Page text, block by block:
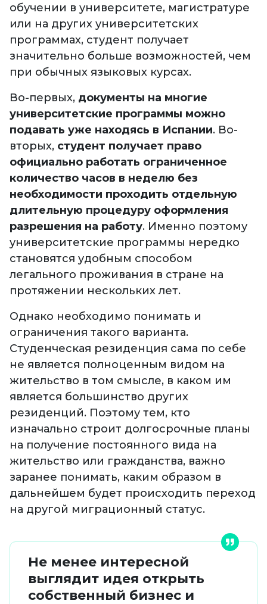
обучении в университете, магистратуре
или на других университетских
программах, студент получает
значительно больше возможностей, чем
при обычных языковых курсах.
Во-первых, документы на многие
университетские программы можно
подавать уже находясь в Испании. Во-
вторых, студент получает право
официально работать ограниченное
количество часов в неделю без
необходимости проходить отдельную
длительную процедуру оформления
разрешения на работу. Именно поэтому
университетские программы нередко
становятся удобным способом
легального проживания в стране на
протяжении нескольких лет.
Однако необходимо понимать и
ограничения такого варианта.
Студенческая резиденция сама по себе
не является полноценным видом на
жительство в том смысле, в каком им
является большинство других
резиденций. Поэтому тем, кто
изначально строит долгосрочные планы
на получение постоянного вида на
жительство или гражданства, важно
заранее понимать, каким образом в
дальнейшем будет происходить переход
на другой миграционный статус.
Не менее интересной
выглядит идея открыть
собственный бизнес и